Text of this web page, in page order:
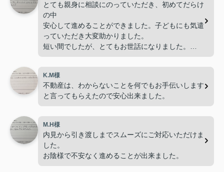
とても親身に相談にのっていただき、初めてだらけ
の中
安心して進めることができました。子どもにも気遣
っていただき大変助かりました。
短い間でしたが、とてもお世話になりました。
ありがとうございました。
K.M様
不動産は、わからないことを何でもお手伝いします
と言ってもらえたので安心出来ました。
M.H様
内見から引き渡しまでスムーズにご対応いただけま
した。
お陰様で不安なく進めることが出来ました。